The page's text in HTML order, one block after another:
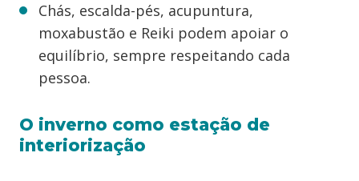
Chás, escalda-pés, acupuntura,
moxabustão e Reiki podem apoiar o
equilíbrio, sempre respeitando cada
pessoa.
O inverno como estação de
interiorização